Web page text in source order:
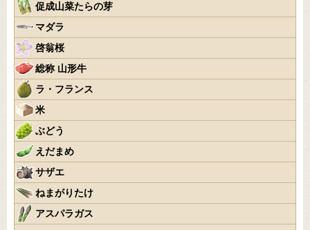
促成山菜たらの芽
マダラ
啓翁桜
総称 山形牛
ラ・フランス
米
ぶどう
えだまめ
サザエ
ねまがりたけ
アスパラガス